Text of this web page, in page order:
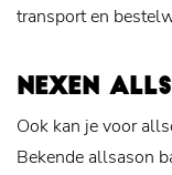
transport en
NEXEN
Ook kan je voor
Bekende allsason